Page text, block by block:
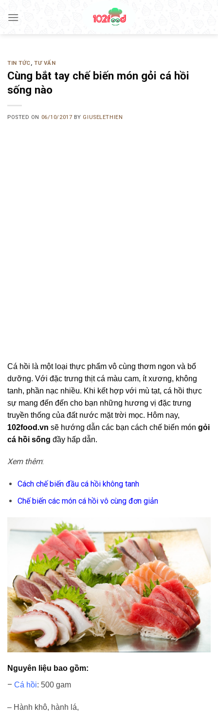
TIN TỨC,TƯ VẤN
Cùng bắt tay chế biến món gỏi cá hồi
sống nào
POSTED ON 06/10/2017 BY GIUSELETHIEN
Cá hồi là một loại thực phẩm vô cùng thơm ngon và bổ
dưỡng. Với đặc trưng thịt cá màu cam, ít xương, không
tanh, phần nạc nhiều. Khi kết hợp với mù tạt, cá hồi thực
sự mang đến đến cho bạn những hương vị đặc trưng
truyền thống của đất nước mặt trời mọc. Hôm nay,
102food.vn sẽ hướng dẫn các bạn cách chế biến món gỏi
cá hồi sống đầy hấp dẫn.
Xem thêm:
Cách chế biến đầu cá hồi không tanh
Chế biến các món cá hồi vô cùng đơn giản
Nguyên liệu bao gồm:
– Cá hồi: 500 gam
– Hành khô, hành lá,